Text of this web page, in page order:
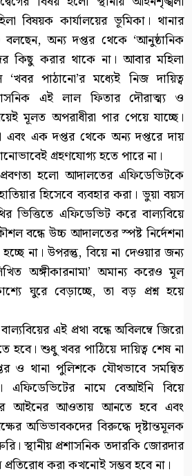
বিষয়ক কার্যালয়ের ভূমিকা। থানার
বলছেন, অন্য দপ্তর থেকে ‘আনুষ্ঠানিক
কিছু করার থাকে না। আবার মহিলা
পাঠানো’র মধ্যেই নিজ দায়িত্ব
এই লাল ফিতার দৌরাত্ম্য ও
মূলত অপরাধীরা পার পেয়ে যাচ্ছে।
এবং এক দপ্তর থেকে অন্য দপ্তরে দায়
গ্রহণযোগ্য হতে পারে না।
হলো আদালতের এফিডেভিটকে
হিসেবে ব্যবহার করা। ভুয়া বয়স
ভিত্তিতে এফিডেভিট করে বাল্যবিয়ে
বন্ধে উচ্চ আদালতের স্পষ্ট নির্দেশনা
হচ্ছে না। উপরন্তু, বিয়ে না দেওয়ার জন্য
অঙ্গীকারনামা’ অমান্য করেও মূল
ঘুরে বেড়াচ্ছে, তা বড় প্রশ্ন হয়ে
এই প্রথা বন্ধে অবিলম্বে জিরো
হবে। শুধু খবর পাঠিয়ে দায়িত্ব শেষ না
ও থানা পুলিশকে যৌথভাবে সমন্বিত
এফিডেভিটের নামে বেআইনি বিয়ে
আইনের আওতায় আনতে হবে এবং
অভিভাবকদের বিরুদ্ধে দৃষ্টান্তমূলক
স্থানীয় প্রশাসনিক তদারকি জোরদার
করা কখনোই সম্ভব হবে না।